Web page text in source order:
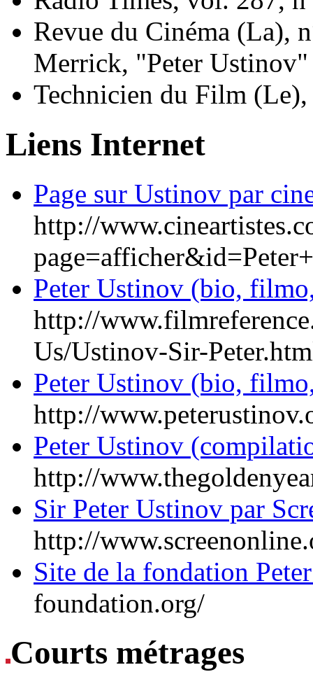
Revue du Cinéma (La),
Merrick, "Peter Ustinov"
Technicien du Film
Liens Internet
Page sur Ustinov par
http://
Peter Ustinov (bio,
http://
Us/Ustinov-Sir-
Peter Ustinov (bio,
http://
Peter Ustinov
http://
Sir Peter Ustinov par
http://
Site de la fondation
foundation.org/
Courts métrages